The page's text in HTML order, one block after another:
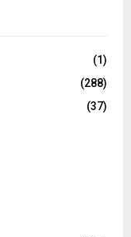
C
(1)
(288)
(37)